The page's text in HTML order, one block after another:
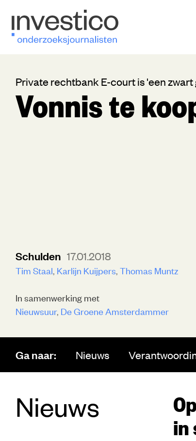
Private rechtbank E-court is 'een zwart
Vonnis te
Schulden 17.01.2018
Tim Staal Karlijn Kuijpers Thomas Muntz
In samenwerking met
Nieuwsuur De Groene Amsterdammer
Ga naar: Nieuws
Nieuws
in